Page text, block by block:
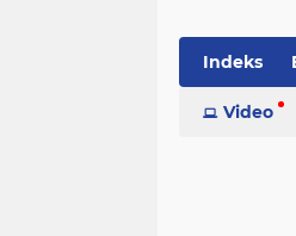
Indeks
Budaya
Video